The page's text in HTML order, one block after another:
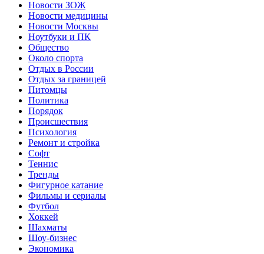
Новости ЗОЖ
Новости медицины
Новости Москвы
Ноутбуки и ПК
Общество
Около спорта
Отдых в России
Отдых за границей
Питомцы
Политика
Порядок
Происшествия
Психология
Ремонт и стройка
Софт
Теннис
Тренды
Фигурное катание
Фильмы и сериалы
Футбол
Хоккей
Шахматы
Шоу-бизнес
Экономика